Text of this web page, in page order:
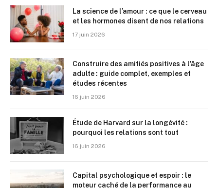
La science de l’amour : ce que le cerveau
et les hormones disent de nos relations
17 juin 2026
Construire des amitiés positives à l’âge
adulte : guide complet, exemples et
études récentes
16 juin 2026
Étude de Harvard sur la longévité :
pourquoi les relations sont tout
16 juin 2026
Capital psychologique et espoir : le
moteur caché de la performance au